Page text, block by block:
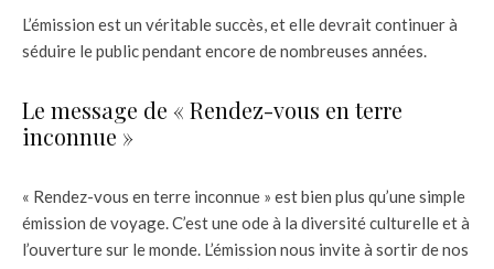
L’émission est un véritable succès, et elle devrait continuer à
séduire le public pendant encore de nombreuses années.
Le message de « Rendez-vous en terre
inconnue »
« Rendez-vous en terre inconnue » est bien plus qu’une simple
émission de voyage. C’est une ode à la diversité culturelle et à
l’ouverture sur le monde. L’émission nous invite à sortir de nos